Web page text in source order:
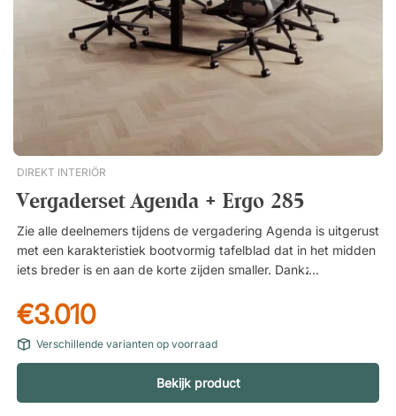
bootvormig tafelblad dat beter contact mogelijk maakt.
Bevordert sociale en efficiënte bijeenkomsten!
DIREKT INTERIÖR
Vergaderset Agenda + Ergo 285
Zie alle deelnemers tijdens de vergadering Agenda is uitgerust
met een karakteristiek bootvormig tafelblad dat in het midden
iets breder is en aan de korte zijden smaller. Dankzij deze
zonder zich te hoeven draaien – voor een meer interactieve
vergadering. Comfortabele vergaderstoel voor productieve
werkdagen De Ergo 285 is een conferentiestoel die comfort en
design op een efficiënte manier combineert. De ergonomische
vormgeving met kantelfunctie geeft je bewegingsvrijheid
tijdens lange vergaderingen, terwijl de zitting van mesh voor
€3.010
Verschillende varianten op voorraad
Bekijk product